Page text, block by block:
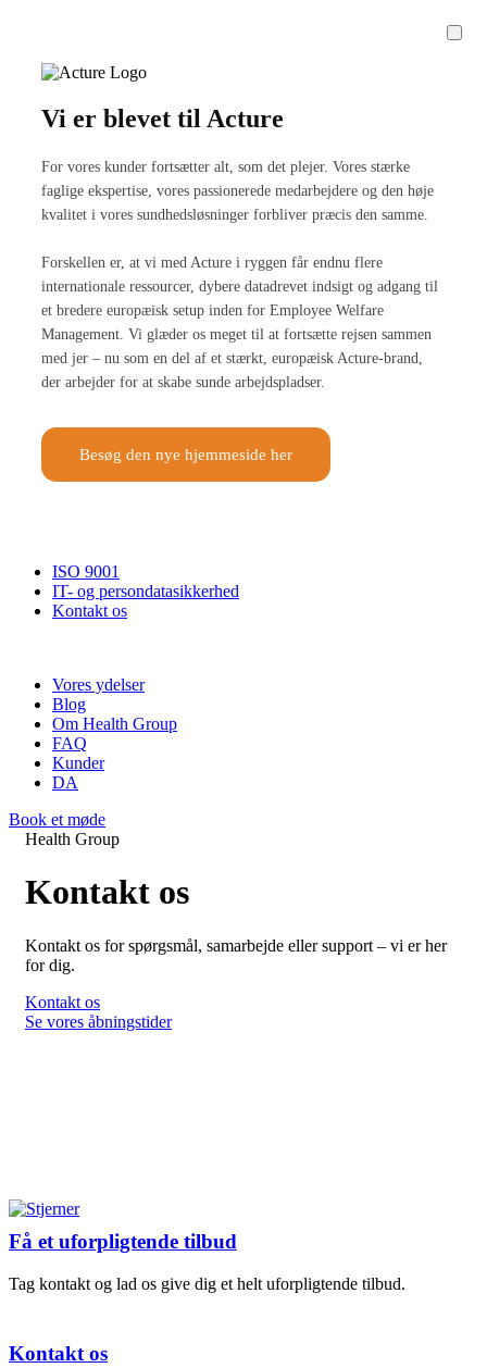
Vi er blevet til Acture
For vores kunder fortsætter alt, som det plejer. Vores stærke
faglige ekspertise, vores passionerede medarbejdere og den høje
kvalitet i vores sundhedsløsninger forbliver præcis den samme.
Forskellen er, at vi med Acture i ryggen får endnu flere
internationale ressourcer, dybere datadrevet indsigt og adgang til
et bredere europæisk setup inden for Employee Welfare
Management. Vi glæder os meget til at fortsætte rejsen sammen
med jer – nu som en del af et stærkt, europæisk Acture-brand,
der arbejder for at skabe sunde arbejdspladser.
Besøg den nye hjemmeside her
ISO 9001
IT- og persondatasikkerhed
Kontakt os
Vores ydelser
Blog
Om Health Group
FAQ
Kunder
DA
Book et møde
Health Group
Kontakt os
Kontakt os for spørgsmål, samarbejde eller support – vi er her
for dig.
Kontakt os
Se vores åbningstider
Få et uforpligtende tilbud
Tag kontakt og lad os give dig et helt uforpligtende tilbud.
Kontakt os